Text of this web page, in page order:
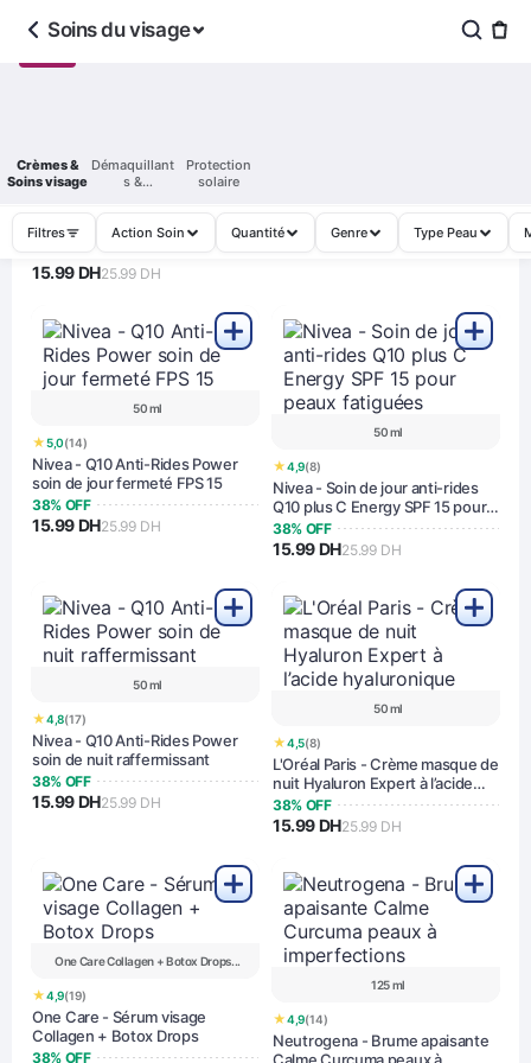
Soins du visage
Crèmes &
Soins visage
Démaquillant
s &
Protection
solaire
Filtres Action Soin Quantité Genre Type Peau
★ 4,9(20)
Naturel huile d'argan & beurre
15.99 DH25.99 DH
38% OFF
15.99 DH 25.99 DH
50 ml
★5,0(14)
Nivea - Q10 Anti-Rides Power
soin de jour fermeté FPS 15
38% OFF
15.99 DH25.99 DH
50 ml
★4,9(8)
Nivea - Soin de jour anti-rides
Q10 plus C Energy SPF 15 pour
peaux fatiguées
38% OFF
15.99 DH25.99 DH
50 ml
★4,8(17)
Nivea - Q10 Anti-Rides Power
soin de nuit raffermissant
38% OFF
15.99 DH25.99 DH
50 ml
★4,5(8)
L'Oréal Paris - Crème masque de
nuit Hyaluron Expert à l’acide
hyaluronique
38% OFF
15.99 DH25.99 DH
One Care Collagen + Botox Drops...
★4,9(19)
One Care - Sérum visage
Collagen + Botox Drops
38% OFF
125 ml
★4,9(14)
Neutrogena - Brume apaisante